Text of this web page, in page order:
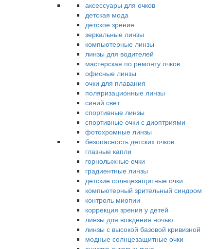
аксессуары для очков
детская мода
детское зрение
зеркальные линзы
компьютерные линзы
линзы для водителей
мастерская по ремонту очков
офисные линзы
очки для плавания
поляризационные линзы
синий свет
спортивные линзы
спортивные очки с диоптриями
фотохромные линзы
безопасность детских очков
глазные капли
горнолыжные очки
градиентные линзы
детские солнцезащитные очки
компьютерный зрительный синдром
контроль миопии
коррекция зрения у детей
линзы для вождения ночью
линзы с высокой базовой кривизной
модные солнцезащитные очки